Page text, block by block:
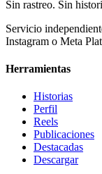
Sin rastreo. Sin
Servicio
Instagram o Meta
Herramientas
Historias
Perfil
Reels
Publicaciones
Destacadas
Descargar